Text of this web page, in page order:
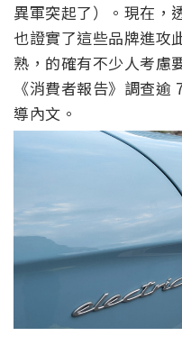
異軍突起了）。現在，
也證實了這些品牌進攻
熟，的確有不少人考慮
《消費者報告》調查
導內文。